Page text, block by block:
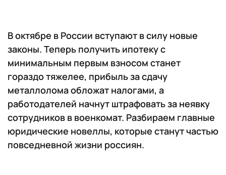
В октябре в России вступают в силу новые
законы. Теперь получить ипотеку с
минимальным первым взносом станет
гораздо тяжелее, прибыль за сдачу
металлолома обложат налогами, а
работодателей начнут штрафовать за неявку
сотрудников в военкомат. Разбираем главные
юридические новеллы, которые станут частью
повседневной жизни россиян.